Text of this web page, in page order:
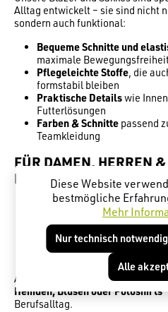
Alltag entwickelt – sie sind nicht
sondern auch funktional:
Bequeme Schnitte und
maximale
Pflegeleichte Stoffe, die
formstabil bleiben
Praktische Detailswie
Futterlösungen
Farben & Schnitte passend
Teamkleidung
FÜR DAMEN, HERREN
EINHEITLICHEN LOOK
Damen-Blazer:Figurnah
Herren-Sakkos:Klassisch
jedes Einsatzgebiet
Unisex-Modelle:Ideal für
Erscheinungsbild
Alle Modelle sind
perfekt
Hemden, Blusen oder Poloshirts
Berufsalltag.
Diese Website
bestmögliche
Mehr
Nur technisch
Alle